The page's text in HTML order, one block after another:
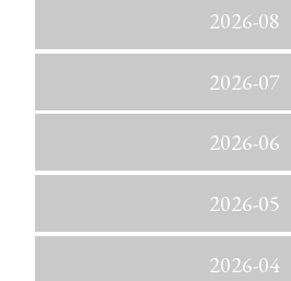
2026-08
2026-07
2026-06
2026-05
2026-04